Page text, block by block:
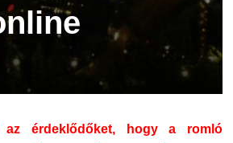
az érdeklődőket, hogy a romló